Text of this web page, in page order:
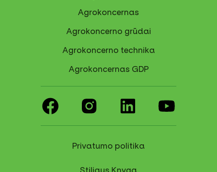
Agrokoncernas
Agrokoncerno grūdai
Agrokoncerno technika
Agrokoncernas GDP
Privatumo politika
Stiliaus Knyga